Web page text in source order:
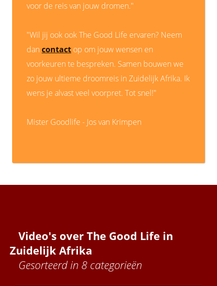
voor de reis van jouw dromen."
"Wil jij ook ook The Good Life ervaren? Neem
dan contact op om jouw wensen en
voorkeuren te bespreken. Samen bouwen we
zo jouw ultieme droomreis in Zuidelijk Afrika. Ik
wens je alvast veel voorpret. Tot snel!"
Mister Goodlife - Jos van Krimpen
Video's over The Good Life in
Zuidelijk Afrika
Gesorteerd in 8 categorieën